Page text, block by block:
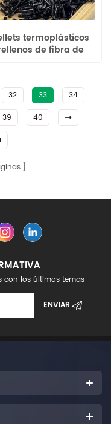
termoplásticos
de fibra de
32 33
34
39
40
con los últimos temas